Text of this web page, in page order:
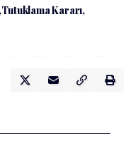
Tutuklama Kararı